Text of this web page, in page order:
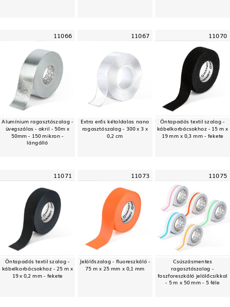
11066
Alumínium ragasztószalag -
üvegszálas - akril - 50m x
50mm - 150 mikron -
lángálló
11067
Extra erős kétoldalas nano
ragasztószalag - 300 x 3 x
0,2 cm
11070
Öntapadós textil szalag -
kábelkorbácsokhoz - 15 m x
19 mm x 0,3 mm - fekete
11071
Öntapadós textil szalag -
kábelkorbácsokhoz - 25 m x
19 x 0,2 mm - fekete
11073
Jelölőszalag - fluoreszkáló -
75 m x 25 mm x 0,1 mm
11075
Csúszásmentes
ragasztószalag -
foszforeszkáló jelölőcsíkkal
- 5 m x 50 mm - 5 féle